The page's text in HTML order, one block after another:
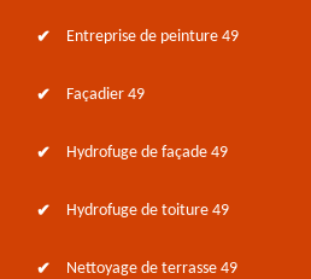
Entreprise de peinture 49
Façadier 49
Hydrofuge de façade 49
Hydrofuge de toiture 49
Nettoyage de terrasse 49